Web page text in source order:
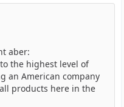
aber:
the highest level of
an American company
products here in the